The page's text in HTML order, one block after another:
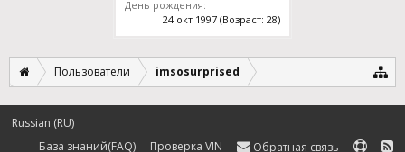
День рождения:
24 окт 1997 (Возраст: 28)
Пользователи imsosurprised
Russian (RU)
База знаний(FAQ)
Проверка VIN Обратная связь